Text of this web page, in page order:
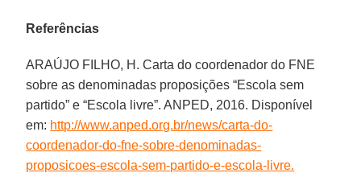
Referências
ARAÚJO FILHO, H. Carta do coordenador do FNE
sobre as denominadas proposições “Escola sem
partido” e “Escola livre”. ANPED, 2016. Disponível
em: http://www.anped.org.br/news/carta-do-
coordenador-do-fne-sobre-denominadas-
proposicoes-escola-sem-partido-e-escola-livre.